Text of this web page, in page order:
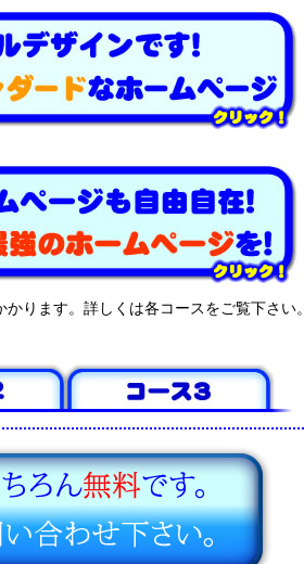
ります。詳しくは各コースをご覧下さい。